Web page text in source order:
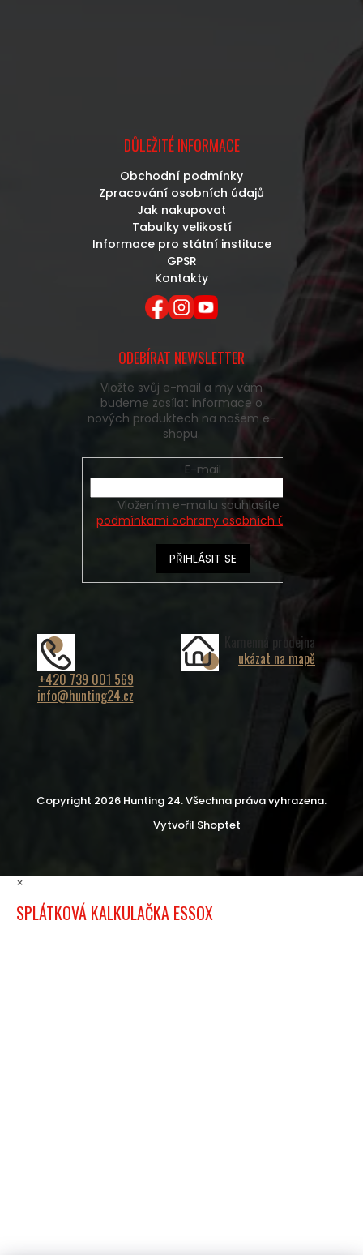
DŮLEŽITÉ INFORMACE
Obchodní podmínky
Zpracování osobních údajů
Jak nakupovat
Tabulky velikostí
Informace pro státní instituce
GPSR
Kontakty
ODEBÍRAT NEWSLETTER
Vložte svůj e-mail a my vám
budeme zasílat informace o
nových produktech na našem e-
shopu.
E-mail
podmínkami ochrany osobních údajů
PŘIHLÁSIT SE
+420 739 001 569
info@hunting24.cz
Kamenná prodejna
ukázat na mapě
Vytvořil Shoptet
Copyright 2026 Hunting 24. Všechna práva vyhrazena.
×
SPLÁTKOVÁ KALKULAČKA ESSOX